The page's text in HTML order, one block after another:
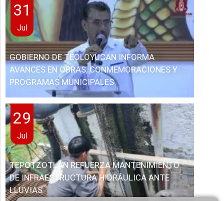
31
Jul
GOBIERNO DE TEOLOYUCAN INFORMA
AVANCES EN OBRAS, CONMEMORACIONES Y
PROGRAMAS MUNICIPALES
29
Jul
TEPOTZOTLÁN REFUERZA MANTENIMIENTO
DE INFRAESTRUCTURA HIDRÁULICA ANTE
LLUVIAS